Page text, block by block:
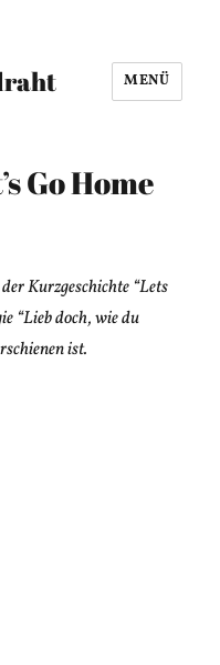
MENÜ
Go Home
Kurzgeschichte “Lets
“Lieb doch, wie du
ist.